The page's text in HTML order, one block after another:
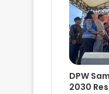
DPW
2030